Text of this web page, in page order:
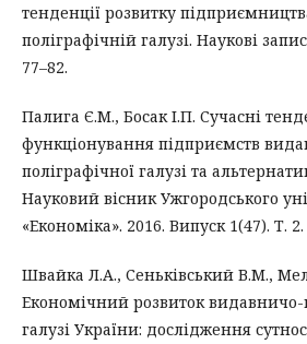
тенденції розвитку
поліграфічній галузі. Наукові
77–82.
Палига Є.М., Босак І.П. Сучасні
функціонування підприємств
поліграфічної галузі та
Науковий вісник Ужгородського
«Економіка». 2016. Випуск 1(47). Т. 2.
Швайка Л.А., Сеньківський В.М.,
Економічний розвиток видавничо-
галузі України: дослідження